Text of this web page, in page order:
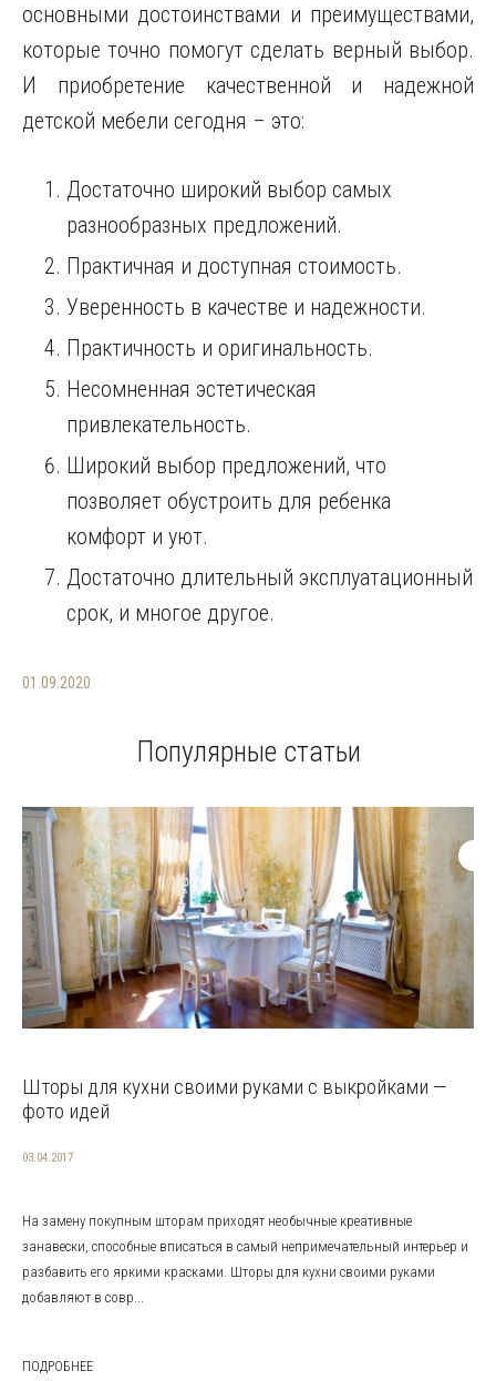
основными достоинствами и преимуществами,
которые точно помогут сделать верный выбор.
И приобретение качественной и надежной
детской мебели сегодня – это:
Достаточно широкий выбор самых
разнообразных предложений.
Практичная и доступная стоимость.
Уверенность в качестве и надежности.
Практичность и оригинальность.
Несомненная эстетическая
привлекательность.
Широкий выбор предложений, что
позволяет обустроить для ребенка
комфорт и уют.
Достаточно длительный эксплуатационный
срок, и многое другое.
01.09.2020
Популярные статьи
Шторы для кухни своими руками с выкройками —
фото идей
03.04.2017
На замену покупным шторам приходят необычные креативные
занавески, способные вписаться в самый непримечательный интерьер и
разбавить его яркими красками. Шторы для кухни своими руками
добавляют в совр...
ПОДРОБНЕЕ